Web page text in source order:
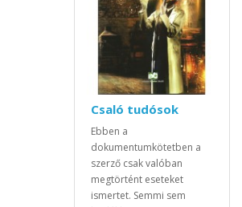
Csaló tudósok
Ebben a
dokumentumkötetben a
szerző csak valóban
megtörtént eseteket
ismertet. Semmi sem